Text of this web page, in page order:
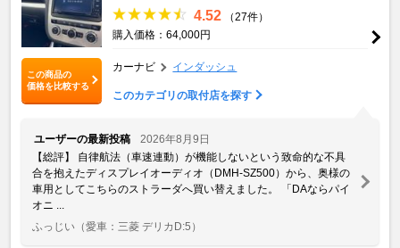
この商品の
価格を比較する
4.52
（27件）
購入価格：64,000円
カーナビ インダッシュ
このカテゴリの取付店を探す
ユーザーの最新投稿
2026年8月9日
​【総評】 自律航法（車速連動）が機能しないという致命的な不具
合を抱えたディスプレイオーディオ（DMH-SZ500）から、奥様の
車用としてこちらのストラーダへ買い替えました。 「DAならパイ
オニ ...
ふっじい （愛車：三菱 デリカD:5）